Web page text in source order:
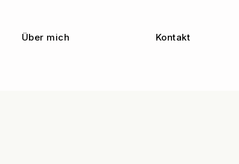
Über mich Kontakt